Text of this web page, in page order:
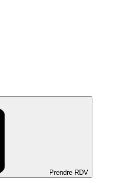
Prendre RDV